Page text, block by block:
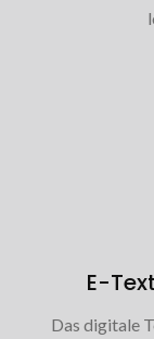
E-
Das digitale